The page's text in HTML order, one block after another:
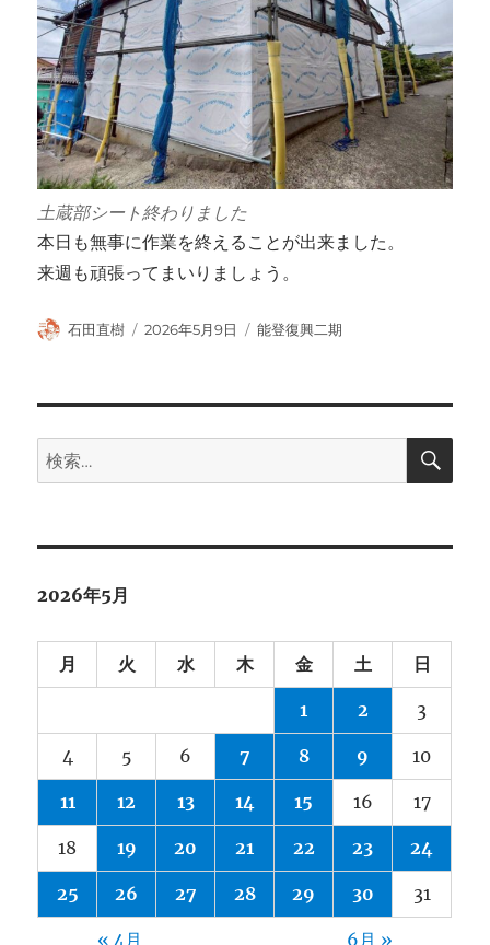
土蔵部シート終わりました
本日も無事に作業を終えることが出来ました。
来週も頑張ってまいりましょう。
投
石田直樹
投
2026年5月9日
カ
能登復興二期
検
索:
検
2026年5月
月 火 水 木 金 土 日
1 2 3
4 5 6 7 8 9 10
11 12 13 14 15 16 17
18 19 20 21 22 23 24
25 26 27 28 29 30 31
« 4月 6月 »